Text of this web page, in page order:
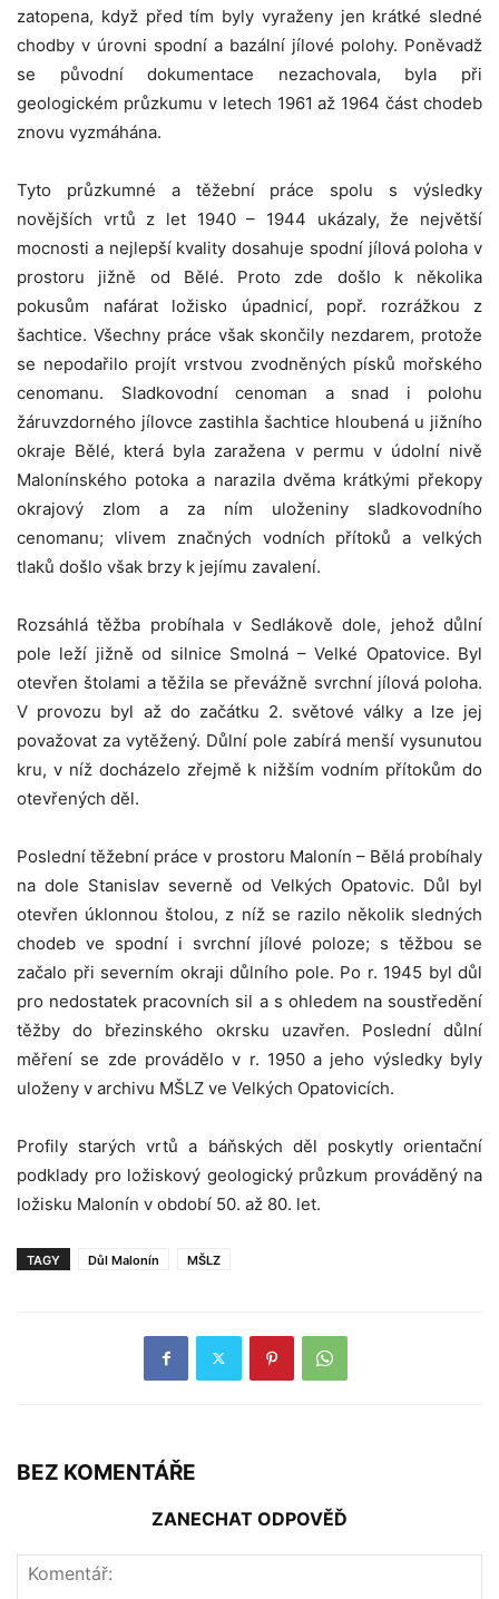
zatopena, když před tím byly vyraženy jen krátké sledné
chodby v úrovni spodní a bazální jílové polohy. Poněvadž
se původní dokumentace nezachovala, byla při
geologickém průzkumu v letech 1961 až 1964 část chodeb
znovu vyzmáhána.
Tyto průzkumné a těžební práce spolu s výsledky
novějších vrtů z let 1940 – 1944 ukázaly, že největší
mocnosti a nejlepší kvality dosahuje spodní jílová poloha v
prostoru jižně od Bělé. Proto zde došlo k několika
pokusům nafárat ložisko úpadnicí, popř. rozrážkou z
šachtice. Všechny práce však skončily nezdarem, protože
se nepodařilo projít vrstvou zvodněných písků mořského
cenomanu. Sladkovodní cenoman a snad i polohu
žáruvzdorného jílovce zastihla šachtice hloubená u jižního
okraje Bělé, která byla zaražena v permu v údolní nivě
Malonínského potoka a narazila dvěma krátkými překopy
okrajový zlom a za ním uloženiny sladkovodního
cenomanu; vlivem značných vodních přítoků a velkých
tlaků došlo však brzy k jejímu zavalení.
Rozsáhlá těžba probíhala v Sedlákově dole, jehož důlní
pole leží jižně od silnice Smolná – Velké Opatovice. Byl
otevřen štolami a těžila se převážně svrchní jílová poloha.
V provozu byl až do začátku 2. světové války a lze jej
považovat za vytěžený. Důlní pole zabírá menší vysunutou
kru, v níž docházelo zřejmě k nižším vodním přítokům do
otevřených děl.
Poslední těžební práce v prostoru Malonín – Bělá probíhaly
na dole Stanislav severně od Velkých Opatovic. Důl byl
otevřen úklonnou štolou, z níž se razilo několik sledných
chodeb ve spodní i svrchní jílové poloze; s těžbou se
začalo při severním okraji důlního pole. Po r. 1945 byl důl
pro nedostatek pracovních sil a s ohledem na soustředění
těžby do březinského okrsku uzavřen. Poslední důlní
měření se zde provádělo v r. 1950 a jeho výsledky byly
uloženy v archivu MŠLZ ve Velkých Opatovicích.
Profily starých vrtů a báňských děl poskytly orientační
podklady pro ložiskový geologický průzkum prováděný na
ložisku Malonín v období 50. až 80. let.
TAGY Důl Malonín MŠLZ
BEZ KOMENTÁŘE
ZANECHAT ODPOVĚĎ